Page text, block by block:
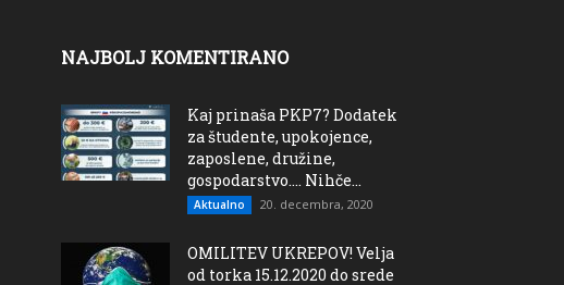
NAJBOLJ KOMENTIRANO
Kaj prinaša PKP7? Dodatek
za študente, upokojence,
zaposlene, družine,
gospodarstvo…. Nihče...
Aktualno 20. decembra, 2020
OMILITEV UKREPOV! Velja
od torka 15.12.2020 do srede